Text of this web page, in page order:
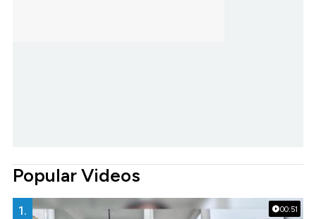
Popular Videos
00:51
1.